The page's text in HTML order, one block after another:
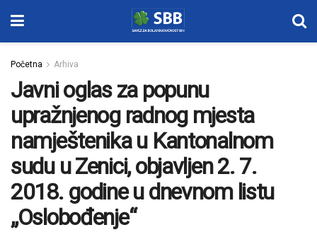
Početna Arhiva
Javni oglas za popunu
upražnjenog radnog mjesta
namještenika u Kantonalnom
sudu u Zenici, objavljen 2. 7.
2018. godine u dnevnom listu
„Oslobođenje“